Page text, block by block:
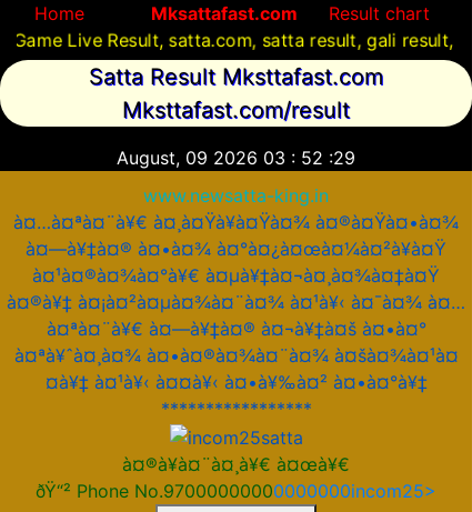
Home Mksattafast.com
Result chart
Live Result, satta.com, satta result, gali result,
Satta Result Mksttafast.com
Mksttafast.com/result
August, 09 2026 03 : 52 :29
www.newsatta-king.in
à¤…à¤ªà¤¨à¥€ à¤¸à¤Ÿà¥à¤Ÿà¤¾ à¤®à¤Ÿà¤•à¤¾
à¤—à¥‡à¤® à¤•à¤¾ à¤°à¤¿à¤œà¤¼à¤²à¥à¤Ÿ
à¤¹à¤®à¤¾à¤°à¥€ à¤µà¥‡à¤¬à¤¸à¤¾à¤‡à¤Ÿ
à¤®à¥‡ à¤¡à¤²à¤µà¤¾à¤¨à¤¾ à¤¹à¥‹ à¤¯à¤¾ à¤…
à¤ªà¤¨à¥€ à¤—à¥‡à¤® à¤¬à¥‡à¤š à¤•à¤°
à¤ªà¥ˆà¤¸à¤¾ à¤•à¤®à¤¾à¤¨à¤¾ à¤šà¤¾à¤¹à¤
¤à¥‡ à¤¹à¥‹ à¤¤à¥‹ à¤•à¥‰à¤² à¤•à¤°à¥‡
*****************
à¤®à¥à¤¨à¤¸à¥€ à¤œà¥€
ðŸ“² Phone No.97000000000000000incom25>